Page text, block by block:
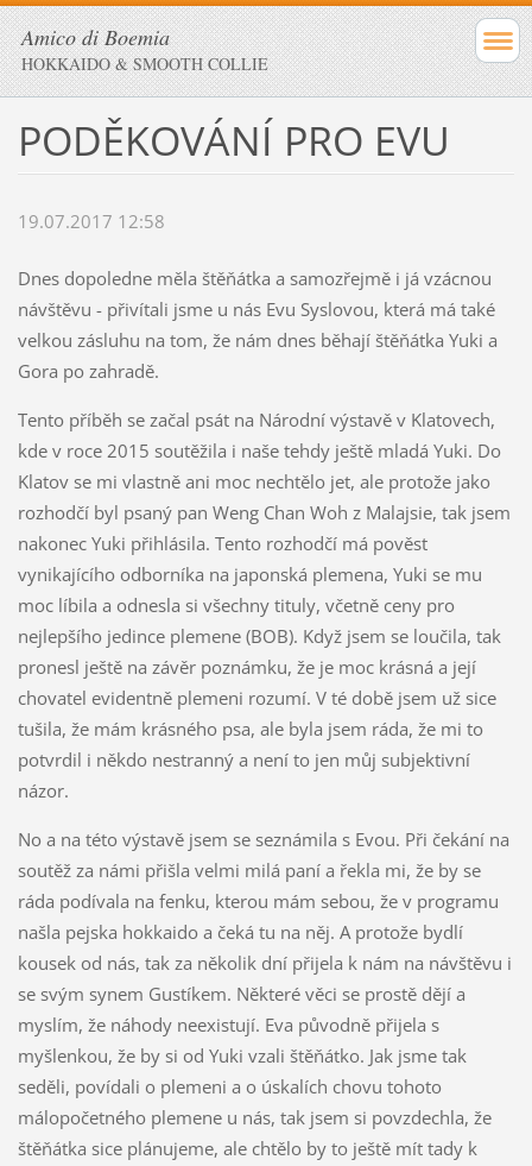
Amico di Boemia
HOKKAIDO & SMOOTH COLLIE
PODĚKOVÁNÍ PRO EVU
19.07.2017 12:58
Dnes dopoledne měla štěňátka a samozřejmě i já vzácnou
návštěvu - přivítali jsme u nás Evu Syslovou, která má také
velkou zásluhu na tom, že nám dnes běhají štěňátka Yuki a
Gora po zahradě.
Tento příběh se začal psát na Národní výstavě v Klatovech,
kde v roce 2015 soutěžila i naše tehdy ještě mladá Yuki. Do
Klatov se mi vlastně ani moc nechtělo jet, ale protože jako
rozhodčí byl psaný pan Weng Chan Woh z Malajsie, tak jsem
nakonec Yuki přihlásila. Tento rozhodčí má pověst
vynikajícího odborníka na japonská plemena, Yuki se mu
moc líbila a odnesla si všechny tituly, včetně ceny pro
nejlepšího jedince plemene (BOB). Když jsem se loučila, tak
pronesl ještě na závěr poznámku, že je moc krásná a její
chovatel evidentně plemeni rozumí. V té době jsem už sice
tušila, že mám krásného psa, ale byla jsem ráda, že mi to
potvrdil i někdo nestranný a není to jen můj subjektivní
názor.
No a na této výstavě jsem se seznámila s Evou. Při čekání na
soutěž za námi přišla velmi milá paní a řekla mi, že by se
ráda podívala na fenku, kterou mám sebou, že v programu
našla pejska hokkaido a čeká tu na něj. A protože bydlí
kousek od nás, tak za několik dní přijela k nám na návštěvu i
se svým synem Gustíkem. Některé věci se prostě dějí a
myslím, že náhody neexistují. Eva původně přijela s
myšlenkou, že by si od Yuki vzali štěňátko. Jak jsme tak
seděli, povídali o plemeni a o úskalích chovu tohoto
málopočetného plemene u nás, tak jsem si povzdechla, že
štěňátka sice plánujeme, ale chtělo by to ještě mít tady k